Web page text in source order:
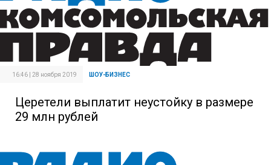
16:46 | 28 ноября 2019 ШОУ-БИЗНЕС
Церетели выплатит неустойку в размере
29 млн рублей